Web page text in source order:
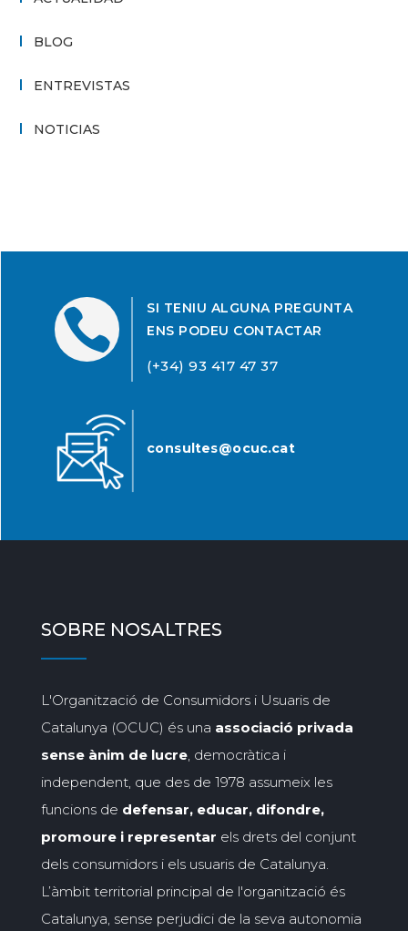
BLOG
ENTREVISTAS
NOTICIAS

SI TENIU ALGUNA PREGUNTA
ENS PODEU CONTACTAR
(+34) 93 417 47 37
consultes@ocuc.cat
SOBRE NOSALTRES
L'Organització de Consumidors i Usuaris de
Catalunya (OCUC) és una associació privada
sense ànim de lucre, democràtica i
independent, que des de 1978 assumeix les
funcions de defensar, educar, difondre,
promoure i representar els drets del conjunt
dels consumidors i els usuaris de Catalunya.
L’àmbit territorial principal de l'organització és
Catalunya, sense perjudici de la seva autonomia